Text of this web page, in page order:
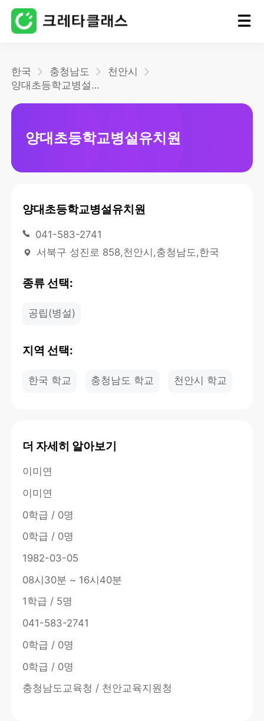
블로그
한국 충청남도
천안시
양대초등학교병설유치원
양대초등학교병설유치원
양대초등학교병설유치원
041-583-2741
서북구 성진로 858,천안시,충청남도,한국
종류 선택:
공립(병설)
지역 선택:
한국 학교 충청남도 학교 천안시 학교
더 자세히 알아보기
이미연
이미연
0학급 / 0명
0학급 / 0명
1982-03-05
08시30분 ~ 16시40분
1학급 / 5명
041-583-2741
0학급 / 0명
0학급 / 0명
충청남도교육청 / 천안교육지원청